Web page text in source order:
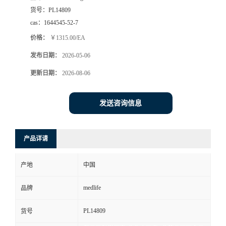
货号： PL14809
cas： 1644545-52-7
价格： ￥1315.00/EA
发布日期： 2026-05-06
更新日期： 2026-08-06
发送咨询信息
产品详请
产地 中国
品牌 medlife
货号 PL14809